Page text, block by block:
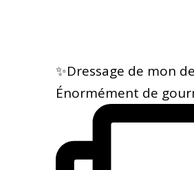
✨Dressage de mon
Énormément de